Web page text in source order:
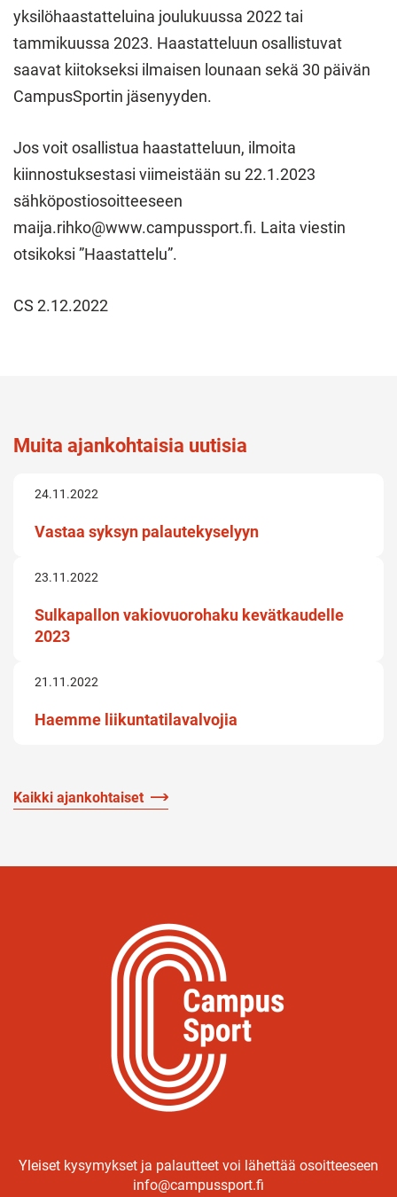
yksilöhaastatteluina joulukuussa 2022 tai
tammikuussa 2023. Haastatteluun osallistuvat
saavat kiitokseksi ilmaisen lounaan sekä 30 päivän
CampusSportin jäsenyyden.
Jos voit osallistua haastatteluun, ilmoita
kiinnostuksestasi viimeistään su 22.1.2023
sähköpostiosoitteeseen
maija.rihko@www.campussport.fi. Laita viestin
otsikoksi ”Haastattelu”.
CS 2.12.2022
Muita ajankohtaisia uutisia
24.11.2022
Vastaa syksyn palautekyselyyn
23.11.2022
Sulkapallon vakiovuorohaku kevätkaudelle
2023
21.11.2022
Haemme liikuntatilavalvojia
Kaikki ajankohtaiset
Yleiset kysymykset ja palautteet voi lähettää osoitteeseen
info@campussport.fi